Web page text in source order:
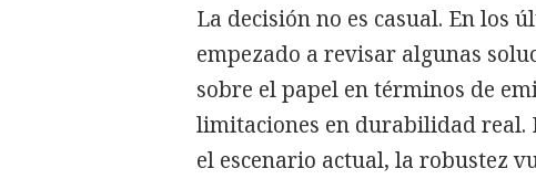
La decisión no es casual. En los
empezado a revisar algunas
sobre el papel en términos de
limitaciones en durabilidad real.
el escenario actual, la robustez